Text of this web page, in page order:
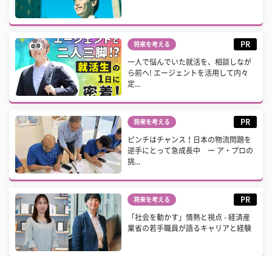
将来を考える PR
一人で悩んでいた就活を、相談しなが
ら前へ! エージェントを活用して内々
定...
将来を考える PR
ピンチはチャンス！日本の物流問題を
逆手にとって急成長中 ー ア・プロの
挑...
将来を考える PR
「社会を動かす」情熱と視点 - 経済産
業省の若手職員が語るキャリアと経験